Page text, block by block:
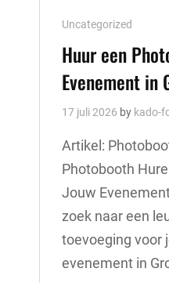
Cat
Links
Uncategorized
Huur een
Evenement in
17 juli 2026 by kado-
Artikel:
Photobooth
Jouw
zoek naar een
toevoeging voor
evenement in